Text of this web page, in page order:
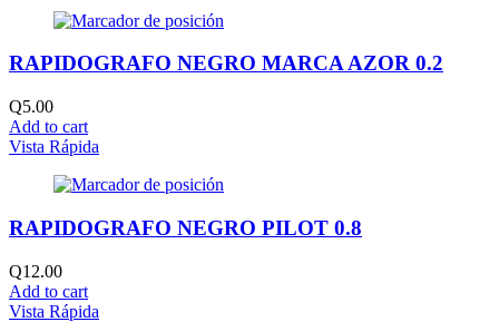
RAPIDOGRAFO NEGRO MARCA AZOR 0.2
Q5.00
Add to cart
Vista Rápida
RAPIDOGRAFO NEGRO PILOT 0.8
Q12.00
Add to cart
Vista Rápida